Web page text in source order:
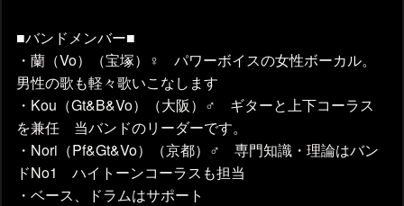
■バンドメンバー■
・蘭（Vo）（宝塚）♀ パワーボイスの女性ボーカル。
男性の歌も軽々歌いこなします
・Kou（Gt&B&Vo）（大阪）♂ ギターと上下コーラス
を兼任 当バンドのリーダーです。
・Nori（Pf&Gt&Vo）（京都）♂ 専門知識・理論はバン
ドNo1 ハイトーンコーラスも担当
・ベース、ドラムはサポート